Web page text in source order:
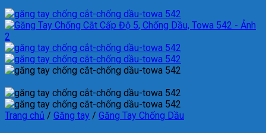
Trang chủ / Găng tay / Găng Tay Chống Dầu